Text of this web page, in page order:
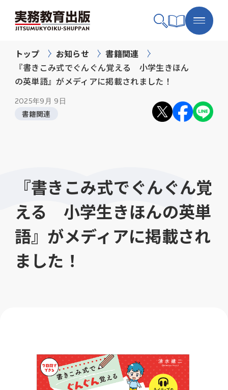
トップ お知らせ
書籍関連
『書きこみ式でぐんぐん覚える 小学生きほん
の英単語』がメディアに掲載されました！
2025年9月 9日
書籍関連
『書きこみ式でぐんぐん覚
える 小学生きほんの英単
語』がメディアに掲載され
ました！